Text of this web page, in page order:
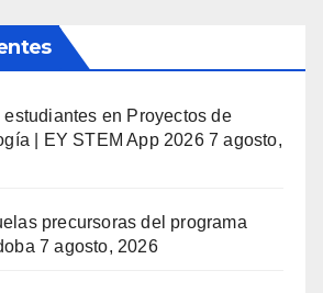
en Proyectos de
| EY STEM App 2026 7 agosto,
precursoras del programa
7 agosto, 2026